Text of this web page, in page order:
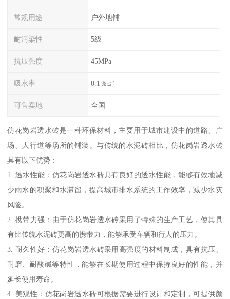
常规用途 户外地铺
耐污染性 5级
抗压强度 45MPa
吸水率 0.1％≤"
可售卖地 全国
仿花岗岩透水砖是一种环保材料，主要用于城市建设中的道路、广
场、人行道等场所的铺装。与传统的水泥砖相比，仿花岗岩透水砖
具有以下优势：
1. 透水性能：仿花岗岩透水砖具有良好的透水性能，能够有效地减
少雨水的积聚和水滞留，提高城市排水系统的工作效率，减少水灾
风险。
2. 携带力强：由于仿花岗岩透水砖采用了特殊的生产工艺，使其具
有比传统水泥砖更高的携带力，能够承受车辆和行人的压力。
3. 耐久性好：仿花岗岩透水砖采用高强度的材料制成，具有抗压、
耐磨、耐酸碱等特性，能够在长期使用过程中保持良好的性能，并
延长使用寿命。
4. 美观性：仿花岗岩透水砖可根据需要进行设计和定制，可提供颜